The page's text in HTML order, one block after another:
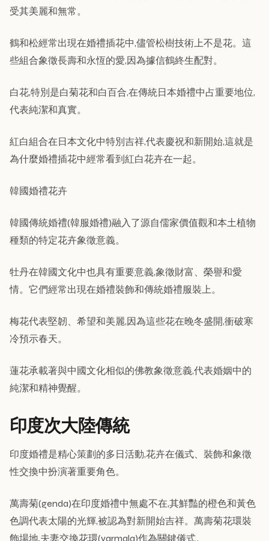
受其美麗和無常。
鶴和松經常出現在婚禮插花中,儘管松樹技術上不是花。這
些組合象徵長壽和永恆的愛,因為據信鶴終生配對。
白花,特別是白菊花和白百合,在傳統日本婚禮中占重要地位,
代表純潔和真實。
紅白組合在日本文化中特別吉祥,代表慶祝和新開始,這就是
為什麼婚禮插花中經常看到紅白花卉在一起。
韓國婚禮花卉
韓國傳統婚禮(韓服婚禮)融入了源自儒家價值觀和本土植物
種類的特定花卉象徵意義。
牡丹在韓國文化中也具有重要意義,象徵財富、榮譽和愛
情。它們經常出現在婚禮裝飾和傳統婚禮服裝上。
梅花代表堅韌、希望和美麗,因為這些花在晚冬盛開,衝破寒
冷預示春天。
蓮花承載著與中國文化相似的佛教象徵意義,代表婚姻中的
純潔和精神覺醒。
印度次大陸傳統
印度婚禮是精心策劃的多日活動,花卉在儀式、裝飾和象徵
性交換中扮演著重要角色。
萬壽菊(genda)在印度婚禮中無處不在,其鮮豔的橙色和黃色
色調代表太陽的光輝,被認為對新開始吉祥。萬壽菊花環裝
飾場地,夫妻交換花環(varmala)作為關鍵儀式。